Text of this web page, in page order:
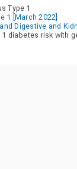
Type 1
1 [March 2022]
Digestive and
diabetes risk with